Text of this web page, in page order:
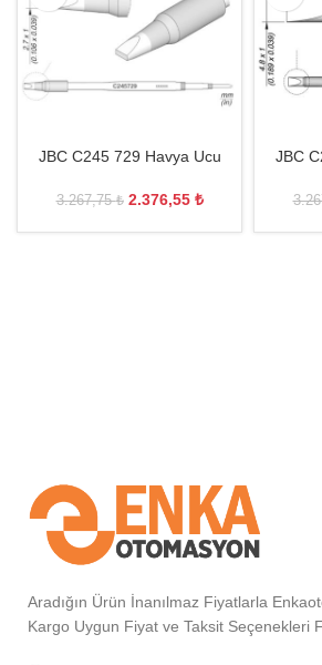
JBC C245 729 Havya Ucu
3.267,75₺ 2.376,55 ₺
JBC
Aradığın Ürün İnanılmaz Fiyatlarla
Kargo Uygun Fiyat ve Taksit Seçenekleri